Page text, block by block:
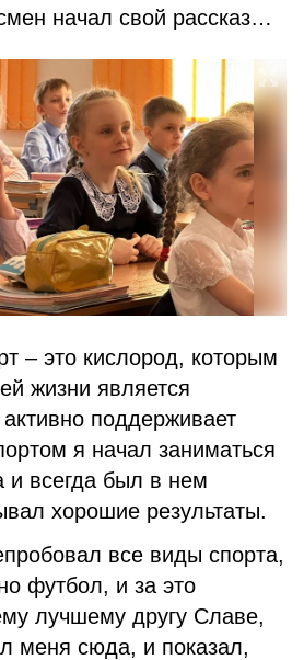
начал свой рассказ…
– это кислород, которым
жизни является
поддерживает
я начал заниматься
и всегда был в нем
хорошие результаты.
все виды спорта,
футбол, и за это
лучшему другу Славе,
меня сюда, и показал,